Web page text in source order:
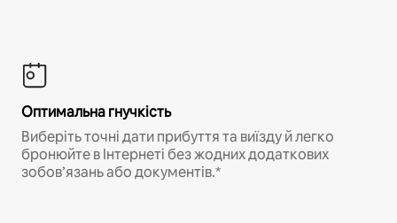
Оптимальна гнучкість
Виберіть точні дати прибуття та виїзду й легко
бронюйте в Інтернеті без жодних додаткових
зобов’язань або документів.*